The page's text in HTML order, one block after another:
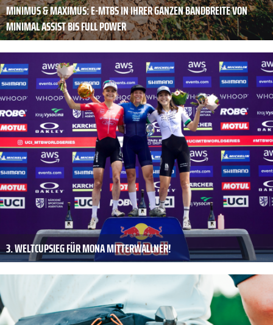
MINIMUS & MAXIMUS: E-MTBS IN IHRER GANZEN BANDBREITE VON
MINIMAL ASSIST BIS FULL POWER
3. WELTCUPSIEG FÜR MONA MITTERWALLNER!